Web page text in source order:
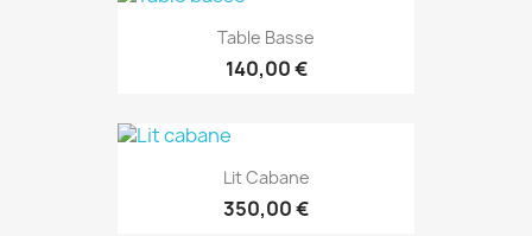
Table Basse
140,00 €
Lit Cabane
350,00 €